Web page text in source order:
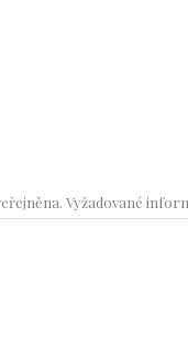
Vyžadované